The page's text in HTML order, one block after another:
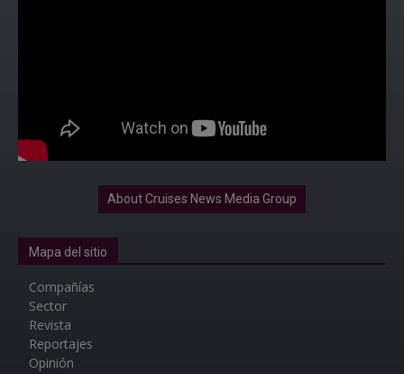
About Cruises News Media Group
Mapa del sitio
Compañías
Sector
Revista
Reportajes
Opinión